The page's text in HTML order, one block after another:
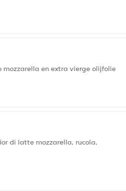
en extra vierge olijfolie
di latte mozzarella, rucola,